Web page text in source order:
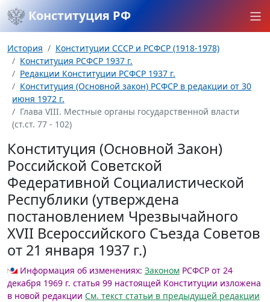
Конституция РФ
История
Конституции СССР и РСФСР (1918-1978)
Конституция РСФСР 1937 г.
Редакции Конституции РСФСР 1937 г.
Конституция (Основной закон) РСФСР в редакции от 30
июня 1972 г.
Глава VIII. Местные органы государственной власти
(ст.ст. 77 - 102)
Конституция (Основной Закон)
Российской Советской
Федеративной Социалистической
Республики (утверждена
постановлением Чрезвычайного
XVII Всероссийского Съезда Советов
от 21 января 1937 г.)
Информация об изменениях: Законом РСФСР от 24
декабря 1969 г. статья 99 настоящей Конституции изложена
в новой редакции См. текст статьи в предыдущей редакции